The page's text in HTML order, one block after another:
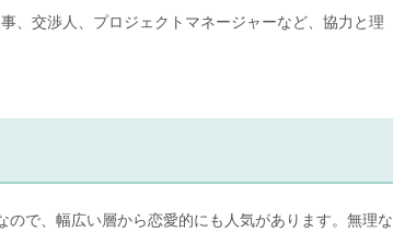
、交渉人、プロジェクトマネージャーなど、協力と理
ので、幅広い層から恋愛的にも人気があります。無理な